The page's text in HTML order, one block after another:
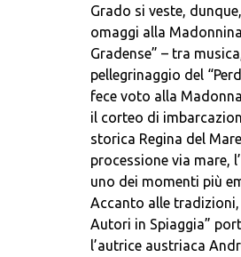
Grado si veste,
omaggi alla
Gradense” – tra
pellegrinaggio del
fece voto alla
il corteo di
storica Regina del
processione via mare,
uno dei momenti più
Accanto alle
Autori in Spiaggia”
l’autrice austriaca